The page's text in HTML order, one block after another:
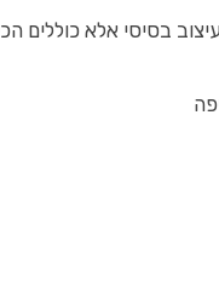
עיצוב בסיסי אלא